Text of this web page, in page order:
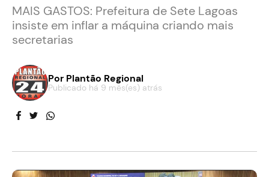
MAIS GASTOS: Prefeitura de Sete Lagoas
insiste em inflar a máquina criando mais
secretarias
Por Plantão Regional
Publicado há 9 mês(es) atrás